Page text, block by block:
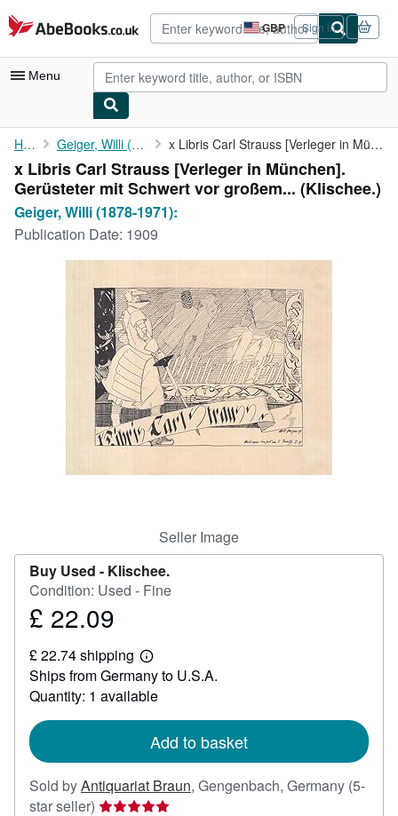
Skip to main content
AbeBooks.co.uk GBP
Site
shopping
preferences
Sign in
Menu
My Account
My Purchases
Advanced Search
Browse Collections
Art & Collectables
Home Geiger, Willi (1878-1971): x Libris Carl Strauss [Verleger in München]. Gerüsteter mit ...
x Libris Carl Strauss [Verleger in München].
Gerüsteter mit Schwert vor großem... (Klischee.)
Geiger, Willi (1878-1971):
Publication Date: 1909
Seller Image
Buy Used - Klischee.
Condition: Used - Fine
Price
22.09
£ 22.09
£ 22.74 shipping
Learn
more
about
shipping
Ships from Germany to U.S.A.
Quantity: 1 available
Add to basket
Sold byAntiquariat Braun, Gengenbach, Germany (5-
star seller) Seller